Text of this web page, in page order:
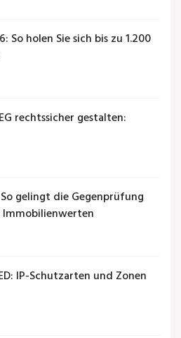
So holen Sie sich bis zu 1.200
rechtssicher gestalten:
gelingt die Gegenprüfung
IP-Schutzarten und Zonen